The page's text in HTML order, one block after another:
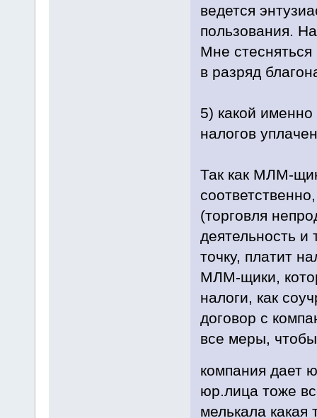
ведется
пользования.
Мне
в разряд
5) какой
налогов
Так как МЛМ-
(торговля
деятельность
точку, платит
МЛМ-щики,
налоги, как
договор с
все меры,
компания дает
юр.лица тоже
мелькала какая